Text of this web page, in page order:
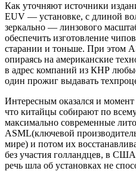
Как уточняют источники
EUV — установке, с длиной
зеркально — линзового
обеспечить изготовление
старании и тоньше. При этом
опираясь на американские
в адрес компаний из КНР
один прожиг выдавать
Интересным оказался и
что китайцы собирают по
максимально современные
ASML(ключевой
мире) и потом их
без участия голландцев, в
речь шла об установках не